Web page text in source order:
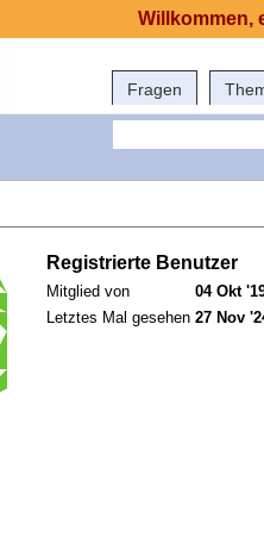
Fragen
Registrierte Benutzer
Mitglied von
04 Okt
Letztes Mal gesehen 27 Nov
Willkommen,